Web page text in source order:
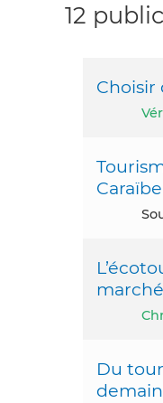
12
Choisir
marché
Du
demain